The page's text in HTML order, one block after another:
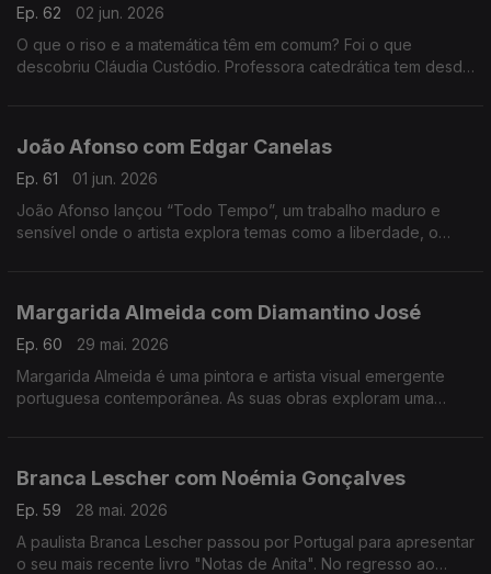
Ep. 62
02 jun. 2026
O que o riso e a matemática têm em comum? Foi o que
descobriu Cláudia Custódio. Professora catedrática tem desde
João Afonso com Edgar Canelas
Ep. 61
01 jun. 2026
João Afonso lançou “Todo Tempo”, um trabalho maduro e
sensível onde o artista explora temas como a liberdade, o
Margarida Almeida com Diamantino José
Ep. 60
29 mai. 2026
Margarida Almeida é uma pintora e artista visual emergente
portuguesa contemporânea. As suas obras exploram uma
Branca Lescher com Noémia Gonçalves
Ep. 59
28 mai. 2026
A paulista Branca Lescher passou por Portugal para apresentar
o seu mais recente livro "Notas de Anita". No regresso ao